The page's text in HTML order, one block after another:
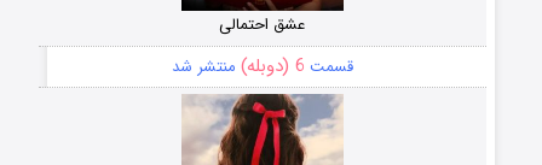
عشق احتمالی
قسمت 6 (دوبله) منتشر شد